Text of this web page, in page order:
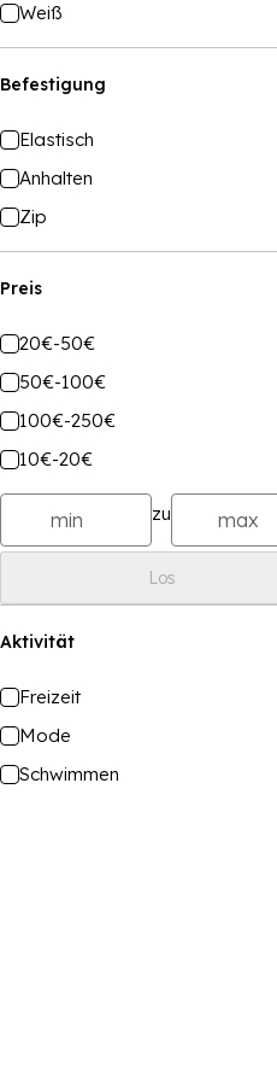
Weiß
Befestigung
Elastisch
Anhalten
Zip
Preis
20€-50€
50€-100€
100€-250€
10€-20€
zu
Los
Aktivität
Freizeit
Mode
Schwimmen